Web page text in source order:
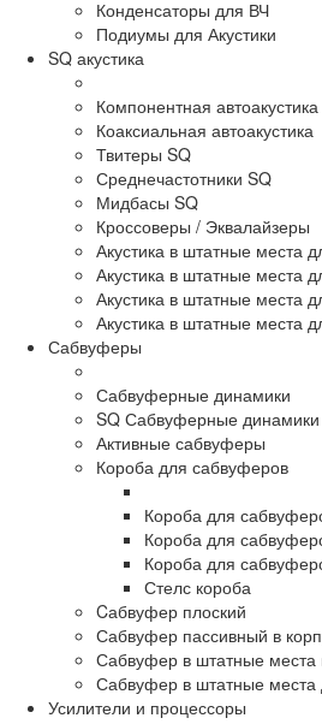
Конденсаторы для ВЧ
Подиумы для Акустики
SQ акустика
Компонентная автоакустика
Коаксиальная автоакустика
Твитеры SQ
Среднечастотники SQ
Мидбасы SQ
Кроссоверы / Эквалайзеры
Акустика в штатные места
Акустика в штатные места
Акустика в штатные места
Акустика в штатные места
Сабвуферы
Сабвуферные динамики
SQ Сабвуферные динамики
Активные сабвуферы
Короба для сабвуферов
Короба для
Короба для
Короба для
Стелс короба
Cабвуфер плоский
Сабвуфер пассивный в
Сабвуфер в штатные места
Сабвуфер в штатные места
Усилители и процессоры